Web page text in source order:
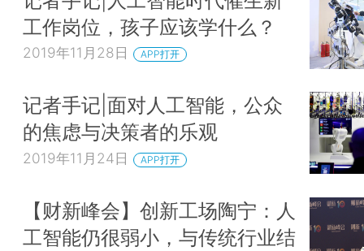
工作岗位，孩子应该学什么？
2019年11月28日 APP打开
记者手记|面对人工智能，公众
的焦虑与决策者的乐观
2019年11月24日 APP打开
【财新峰会】创新工场陶宁：人
工智能仍很弱小，与传统行业结